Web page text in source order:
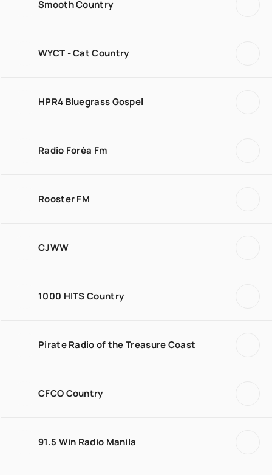
Smooth Country
WYCT - Cat Country
HPR4 Bluegrass Gospel
Radio Forèa Fm
Rooster FM
CJWW
1000 HITS Country
Pirate Radio of the Treasure Coast
CFCO Country
91.5 Win Radio Manila